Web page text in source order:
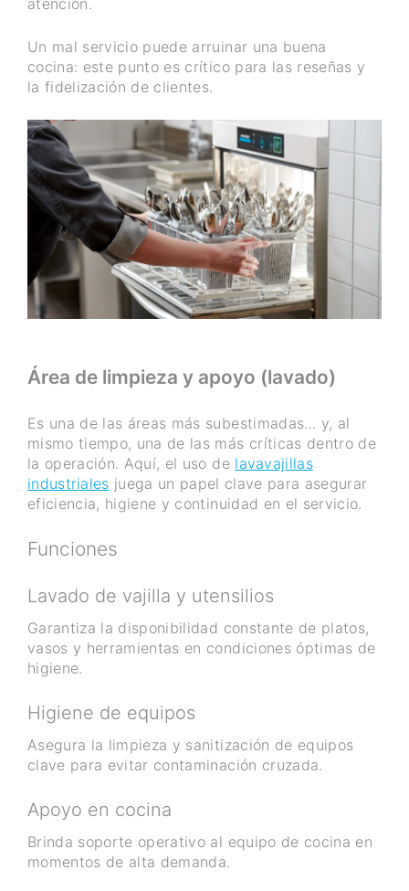
Un mal servicio puede arruinar una buena
cocina: este punto es crítico para las reseñas y
la fidelización de clientes.
Área de limpieza y apoyo (lavado)
Es una de las áreas más subestimadas… y, al
mismo tiempo, una de las más críticas dentro de
la operación. Aquí, el uso de lavavajillas
industriales juega un papel clave para asegurar
eficiencia, higiene y continuidad en el servicio.
Funciones
Lavado de vajilla y utensilios
Garantiza la disponibilidad constante de platos,
vasos y herramientas en condiciones óptimas de
higiene.
Higiene de equipos
Asegura la limpieza y sanitización de equipos
clave para evitar contaminación cruzada.
Apoyo en cocina
Brinda soporte operativo al equipo de cocina en
momentos de alta demanda.